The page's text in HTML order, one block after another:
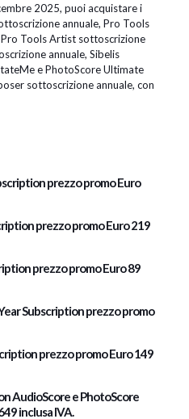
2025, puoi acquistare i
annuale, Pro Tools
Tools Artist sottoscrizione
annuale, Sibelis
e PhotoScore Ultimate
sottoscrizione annuale, con
prezzo promo Euro
prezzo promo Euro 219
prezzo promo Euro 89
Subscription prezzo promo
prezzo promo Euro 149
AudioScore e PhotoScore
inclusa IVA.